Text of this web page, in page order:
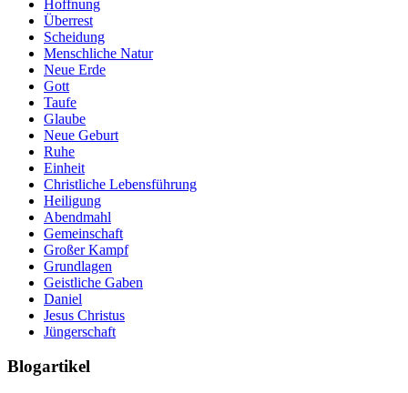
Hoffnung
Überrest
Scheidung
Menschliche Natur
Neue Erde
Gott
Taufe
Glaube
Neue Geburt
Ruhe
Einheit
Christliche Lebensführung
Heiligung
Abendmahl
Gemeinschaft
Großer Kampf
Grundlagen
Geistliche Gaben
Daniel
Jesus Christus
Jüngerschaft
Blogartikel